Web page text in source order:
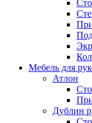
Мебель для
Атлон
Дублин